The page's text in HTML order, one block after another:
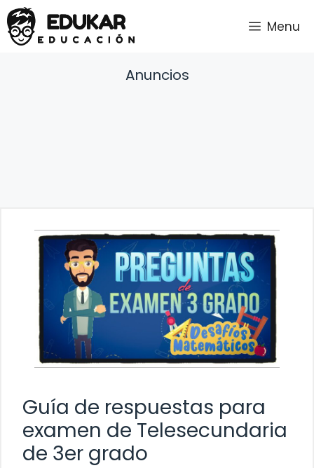
Saltar
al
contenido
Menu
Anuncios
Guía de respuestas para
examen de Telesecundaria
de 3er grado